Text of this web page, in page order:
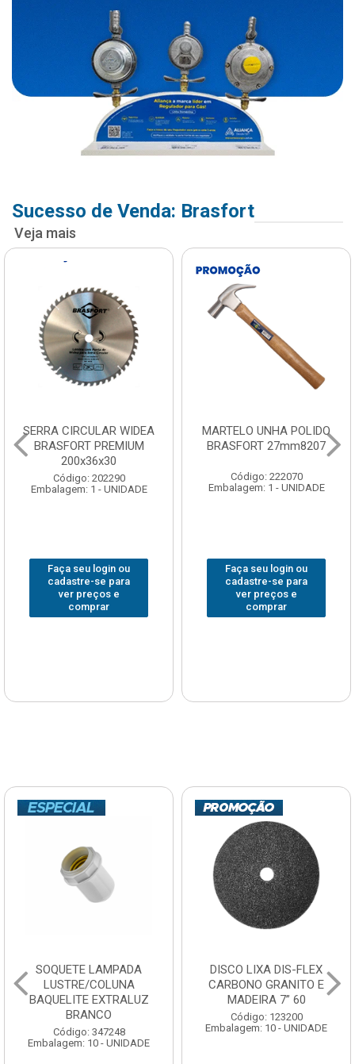
Sucesso de Venda: Brasfort
Veja mais
SERRA CIRCULAR WIDEA
BRASFORT PREMIUM
200x36x30
Código: 202290
Embalagem: 1 - UNIDADE
Faça seu login ou
cadastre-se para
ver preços e
comprar
MARTELO UNHA POLIDO
BRASFORT 27mm8207
Código: 222070
Embalagem: 1 - UNIDADE
Faça seu login ou
cadastre-se para
ver preços e
comprar
SOQUETE LAMPADA
LUSTRE/COLUNA
BAQUELITE EXTRALUZ
BRANCO
Código: 347248
Embalagem: 10 - UNIDADE
DISCO LIXA DIS-FLEX
CARBONO GRANITO E
MADEIRA 7” 60
Código: 123200
Embalagem: 10 - UNIDADE